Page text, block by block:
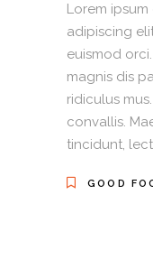
Lorem
adipiscing
euismod
magnis dis
ridiculus
convallis.
tincidunt,
GOOD